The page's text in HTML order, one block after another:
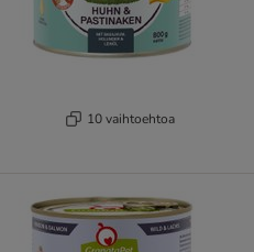
10 vaihtoehtoa